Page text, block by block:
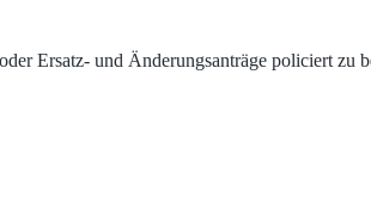
oder Ersatz- und Änderungsanträge policiert zu